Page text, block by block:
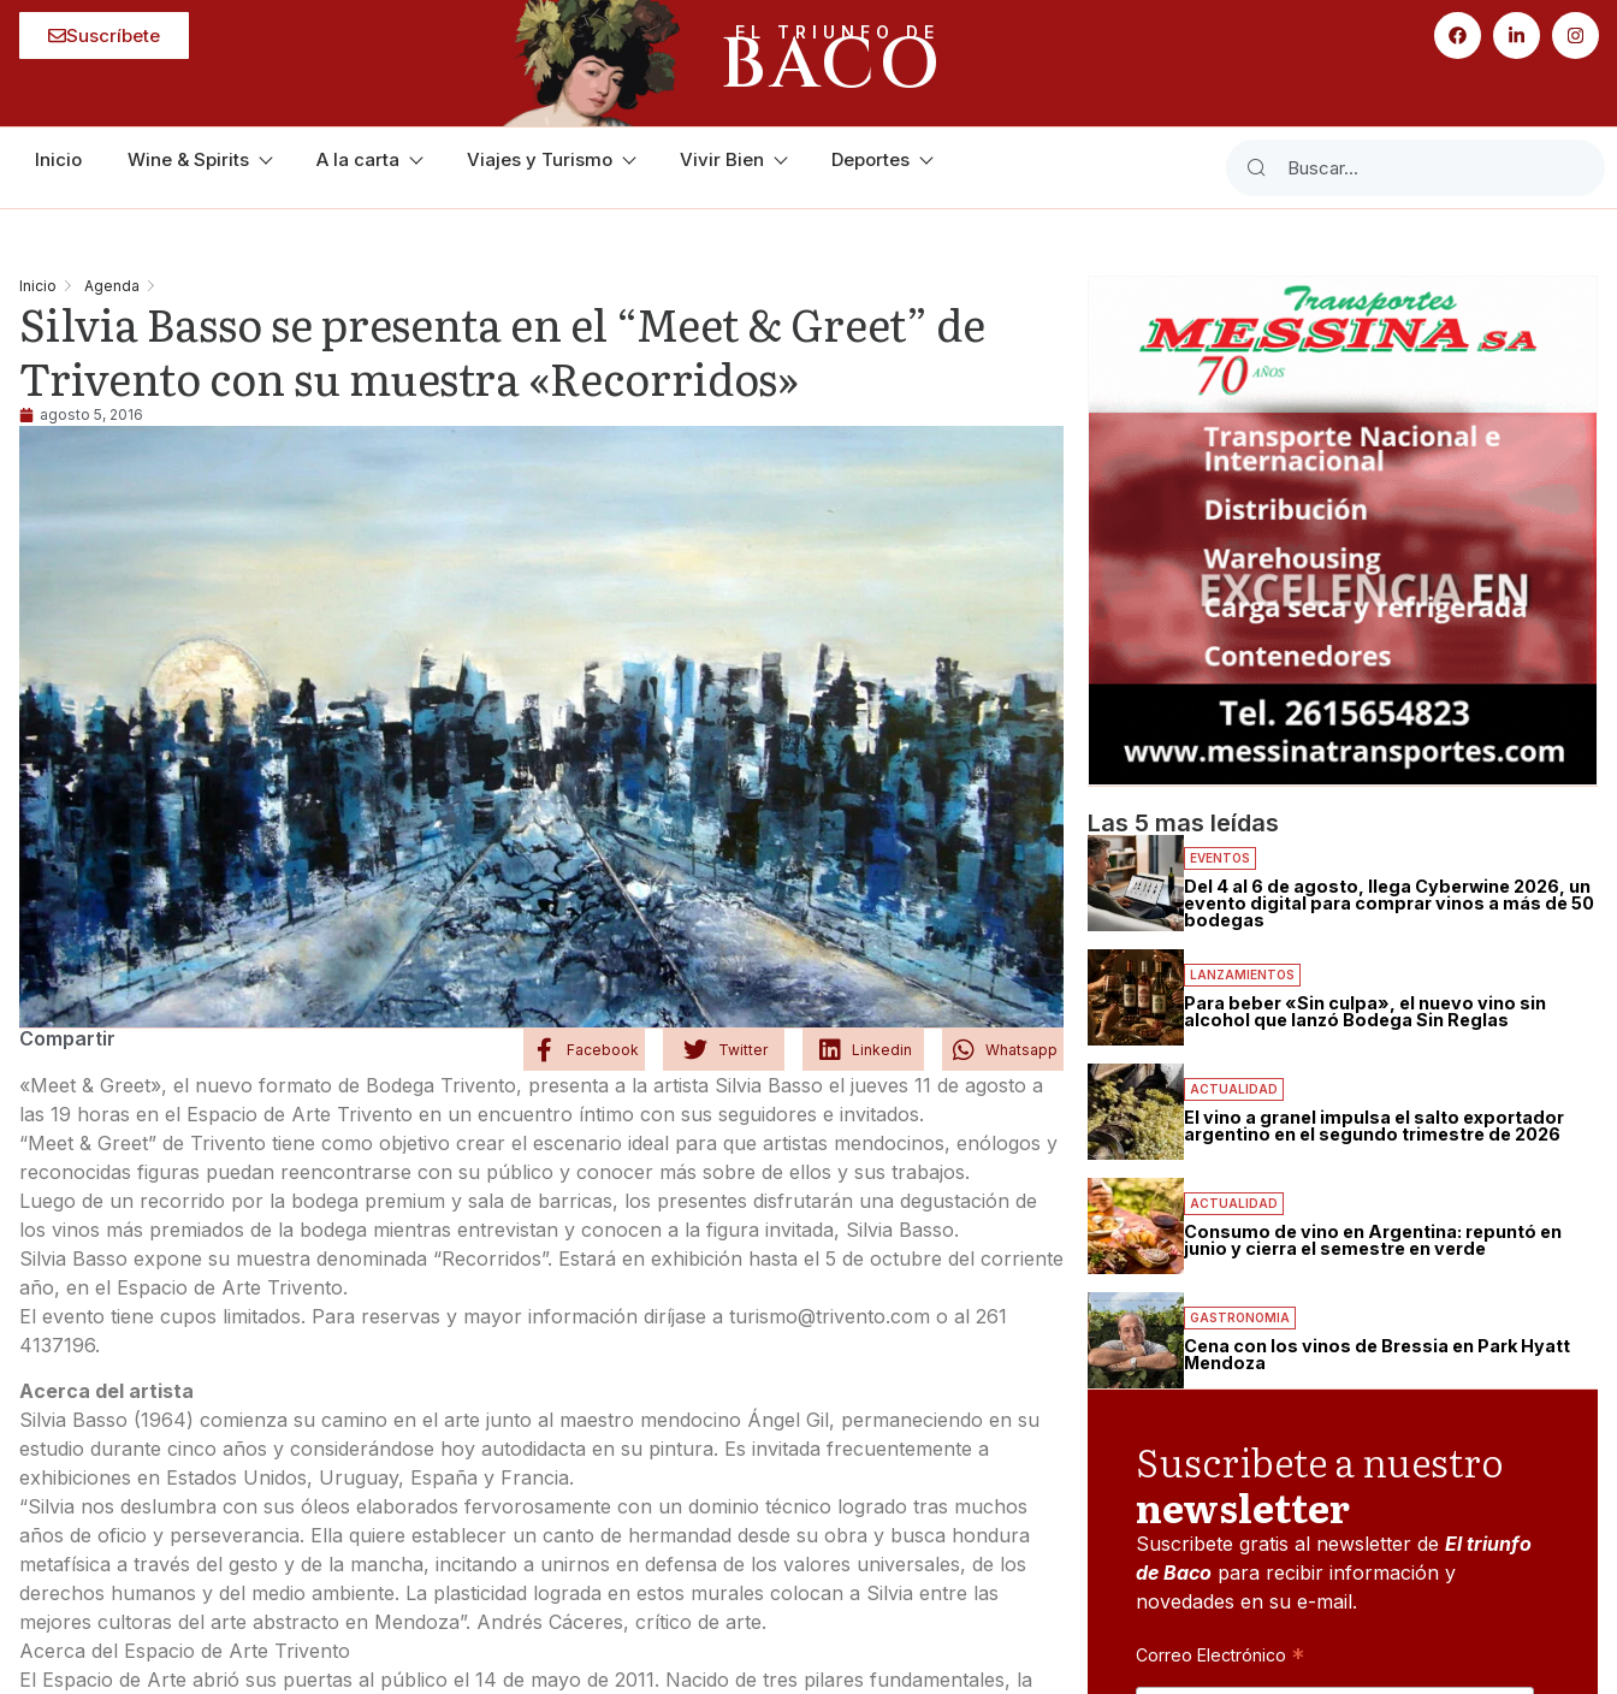
Suscríbete EL TRIUNFO DE
BACO
Inicio Wine & Spirits A la carta Viajes y Turismo Vivir Bien Deportes
Inicio Agenda
Silvia Basso se presenta en el “Meet & Greet” de
Trivento con su muestra «Recorridos»
agosto 5, 2016
Compartir Facebook Twitter Linkedin Whatsapp
«Meet & Greet», el nuevo formato de Bodega Trivento, presenta a la artista Silvia Basso el jueves 11 de agosto a
las 19 horas en el Espacio de Arte Trivento en un encuentro íntimo con sus seguidores e invitados.
“Meet & Greet” de Trivento tiene como objetivo crear el escenario ideal para que artistas mendocinos, enólogos y
reconocidas figuras puedan reencontrarse con su público y conocer más sobre de ellos y sus trabajos.
Luego de un recorrido por la bodega premium y sala de barricas, los presentes disfrutarán una degustación de
los vinos más premiados de la bodega mientras entrevistan y conocen a la figura invitada, Silvia Basso.
Silvia Basso expone su muestra denominada “Recorridos”. Estará en exhibición hasta el 5 de octubre del corriente
año, en el Espacio de Arte Trivento.
El evento tiene cupos limitados. Para reservas y mayor información diríjase a turismo@trivento.com o al 261
4137196.
Acerca del artista
Silvia Basso (1964) comienza su camino en el arte junto al maestro mendocino Ángel Gil, permaneciendo en su
estudio durante cinco años y considerándose hoy autodidacta en su pintura. Es invitada frecuentemente a
exhibiciones en Estados Unidos, Uruguay, España y Francia.
“Silvia nos deslumbra con sus óleos elaborados fervorosamente con un dominio técnico logrado tras muchos
años de oficio y perseverancia. Ella quiere establecer un canto de hermandad desde su obra y busca hondura
metafísica a través del gesto y de la mancha, incitando a unirnos en defensa de los valores universales, de los
derechos humanos y del medio ambiente. La plasticidad lograda en estos murales colocan a Silvia entre las
mejores cultoras del arte abstracto en Mendoza”. Andrés Cáceres, crítico de arte.
Acerca del Espacio de Arte Trivento
El Espacio de Arte abrió sus puertas al público el 14 de mayo de 2011. Nacido de tres pilares fundamentales, la
Las 5 mas leídas
EVENTOS
Del 4 al 6 de agosto, llega Cyberwine 2026, un
evento digital para comprar vinos a más de 50
bodegas
LANZAMIENTOS
Para beber «Sin culpa», el nuevo vino sin
alcohol que lanzó Bodega Sin Reglas
ACTUALIDAD
El vino a granel impulsa el salto exportador
argentino en el segundo trimestre de 2026
ACTUALIDAD
Consumo de vino en Argentina: repuntó en
junio y cierra el semestre en verde
GASTRONOMIA
Cena con los vinos de Bressia en Park Hyatt
Mendoza
Suscribete a nuestro
newsletter
Suscribete gratis al newsletter deEl triunfo
de Baco para recibir información y
novedades en su e-mail.
Correo Electrónico *